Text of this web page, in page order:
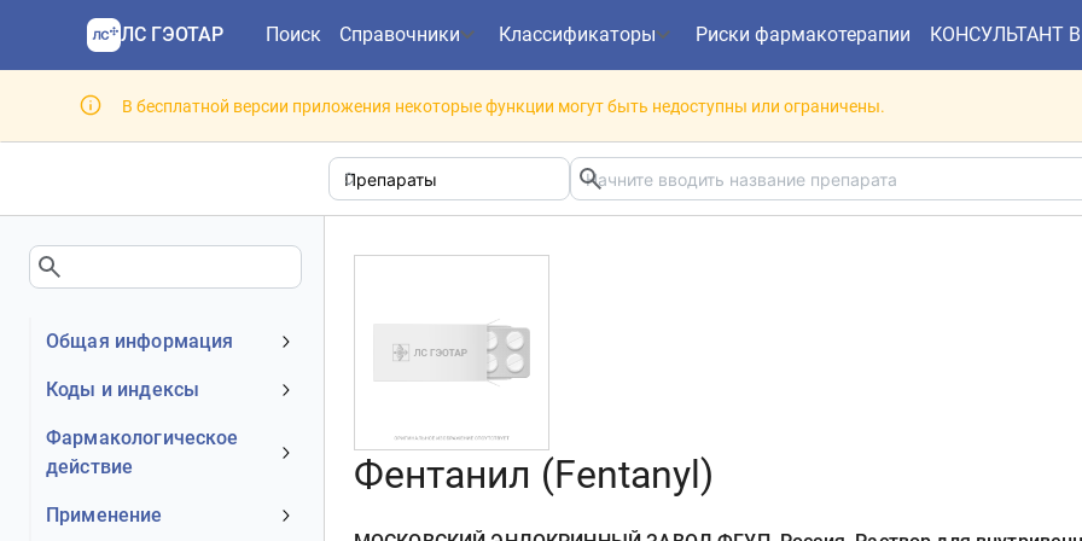
ЛС ГЭОТАР Поиск Справочники Классификаторы Риски фармакотерапии КОНСУЛЬТАНТ
В бесплатной версии приложения некоторые функции могут быть недоступны или ограничены.
Общая информация
Устаревшее наименование
Номер регистрационного
удостоверения РФ
Действующее вещество
Коды и индексы
АТХ код
МКБ-10 код
Фармакологическое
действие
Механизм действия
Применение
Фентанил (Fentanyl)